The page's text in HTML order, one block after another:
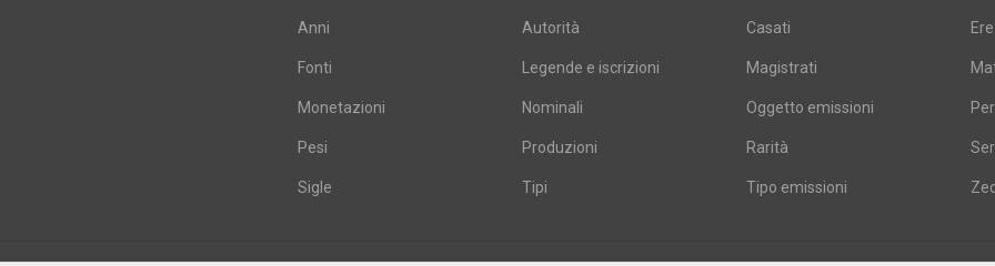
Anni Autorità Casati Ere
Fonti Legende e iscrizioni Magistrati
Monetazioni Nominali Oggetto emissioni
Pesi Produzioni Rarità
Sigle Tipi Tipo emissioni